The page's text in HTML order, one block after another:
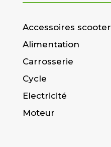
Accessoires scooter
Alimentation
Carrosserie
Cycle
Electricité
Moteur